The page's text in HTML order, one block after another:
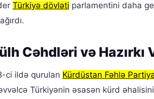
Türkiyə dövləti parlamentini daha
Cəhdləri və Hazırkı
ci ildə qurulan Kürdüstan Fəhlə
Türkiyənin əsasən kürd